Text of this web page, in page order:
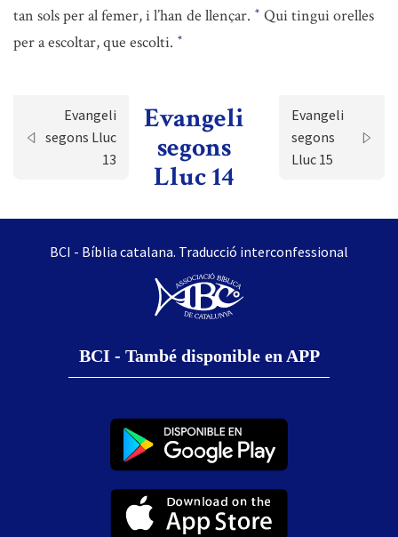
tan sols per al femer, i l’han de llençar. * Qui tingui orelles
per a escoltar, que escolti. *
Evangeli
segons Lluc
13
Evangeli
segons
Lluc 14
Evangeli
segons
Lluc 15
BCI - Bíblia catalana. Traducció interconfessional
BCI - També disponible en APP